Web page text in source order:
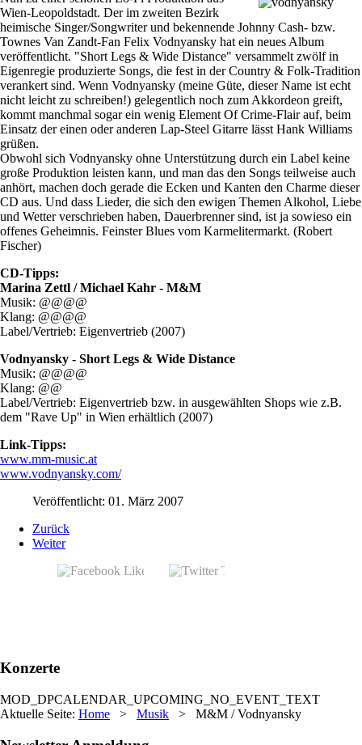
Wien-Leopoldstadt. Der im zweiten Bezirk
heimische Singer/Songwriter und bekennende Johnny Cash- bzw.
Townes Van Zandt-Fan Felix Vodnyansky hat ein neues Album
veröffentlicht. "Short Legs & Wide Distance" versammelt zwölf in
Eigenregie produzierte Songs, die fest in der Country & Folk-Tradition
verankert sind. Wenn Vodnyansky (meine Güte, dieser Name ist echt
nicht leicht zu schreiben!) gelegentlich noch zum Akkordeon greift,
kommt manchmal sogar ein wenig Element Of Crime-Flair auf, beim
Einsatz der einen oder anderen Lap-Steel Gitarre lässt Hank Williams
grüßen.
Obwohl sich Vodnyansky ohne Unterstützung durch ein Label keine
große Produktion leisten kann, und man das den Songs teilweise auch
anhört, machen doch gerade die Ecken und Kanten den Charme dieser
CD aus. Und dass Lieder, die sich den ewigen Themen Alkohol, Liebe
und Wetter verschrieben haben, Dauerbrenner sind, ist ja sowieso ein
offenes Geheimnis. Feinster Blues vom Karmelitermarkt. (Robert
Fischer)
CD-Tipps:
Marina Zettl / Michael Kahr - M&M
Musik: @@@@
Klang: @@@@
Label/Vertrieb: Eigenvertrieb (2007)
Vodnyansky - Short Legs & Wide Distance
Musik: @@@@
Klang: @@
Label/Vertrieb: Eigenvertrieb bzw. in ausgewählten Shops wie z.B.
dem "Rave Up" in Wien erhältlich (2007)
Link-Tipps:
www.mm-music.at
www.vodnyansky.com/
Veröffentlicht: 01. März 2007
Zurück
Weiter
Konzerte
MOD_DPCALENDAR_UPCOMING_NO_EVENT_TEXT
Aktuelle Seite: Home > Musik > M&M / Vodnyansky